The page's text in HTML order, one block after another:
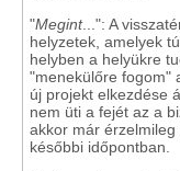
"Megint...": A
helyzetek, amelyek
helyben a helyükre
"menekülőre fogom"
új projekt elkezdése
nem üti a fejét az a
akkor már
későbbi időpontban.